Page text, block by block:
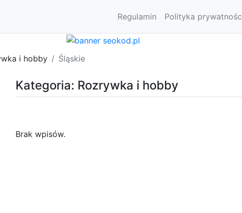
Regulamin Polityka prywatnośc
i hobby Śląskie
Kategoria: Rozrywka i hobby
Brak wpisów.